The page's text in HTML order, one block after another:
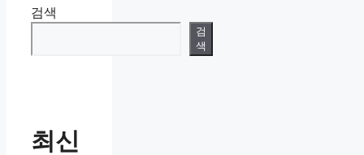
검색
검
색
최신